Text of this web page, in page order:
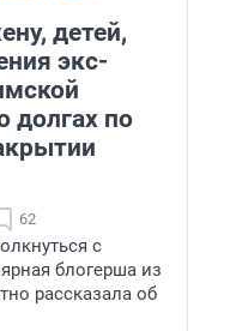
детей,
экс-
долгах по
62
с
блогерша из
рассказала об